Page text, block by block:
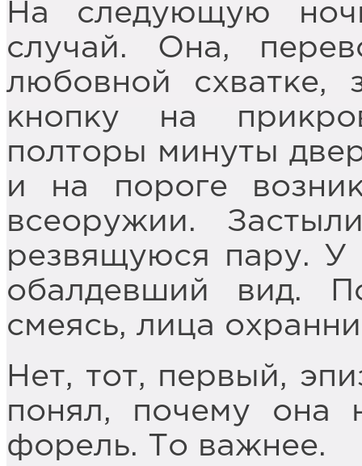
На следующую
случай. Она,
любовной схватке,
кнопку на
полторы минуты
и на пороге
всеоружии.
резвящуюся пару. У
обалдевший вид.
смеясь, лица
Нет, тот, первый,
понял, почему она
форель. То важнее.